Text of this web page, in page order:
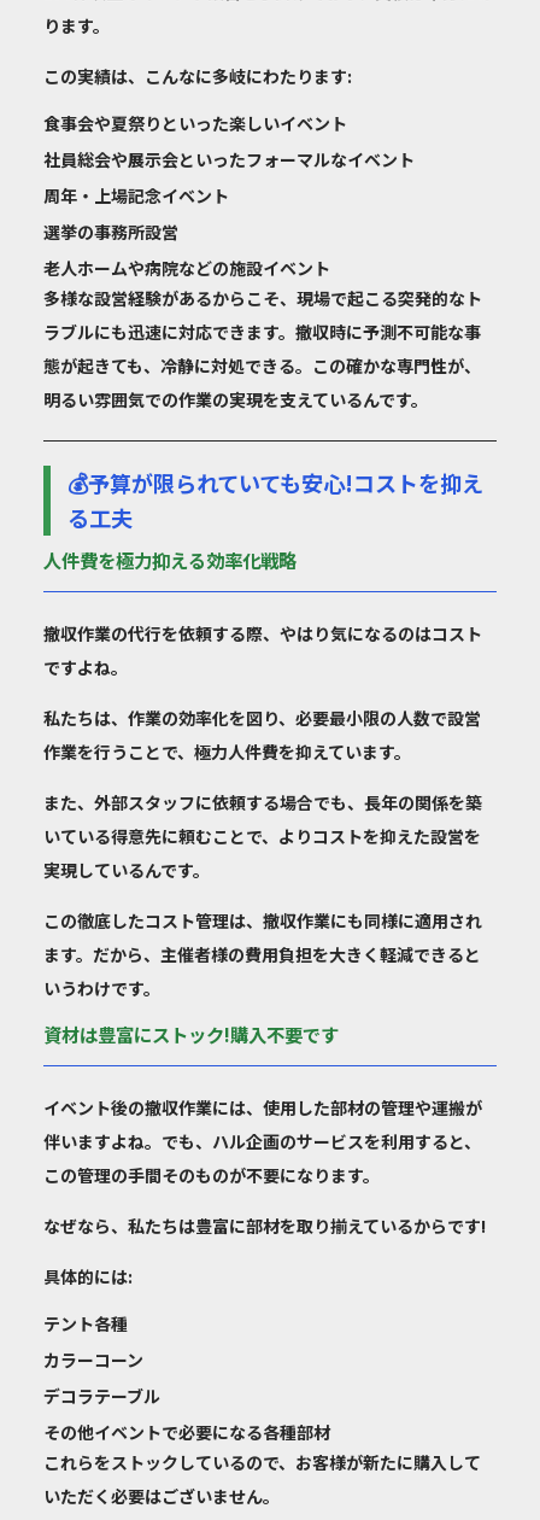
ります。
この実績は、こんなに多岐にわたります:
食事会や夏祭りといった楽しいイベント
社員総会や展示会といったフォーマルなイベント
周年・上場記念イベント
選挙の事務所設営
老人ホームや病院などの施設イベント
多様な設営経験があるからこそ、現場で起こる突発的なト
ラブルにも迅速に対応できます。撤収時に予測不可能な事
態が起きても、冷静に対処できる。この確かな専門性が、
明るい雰囲気での作業の実現を支えているんです。
💰予算が限られていても安心!コストを抑え
る工夫
人件費を極力抑える効率化戦略
撤収作業の代行を依頼する際、やはり気になるのはコスト
ですよね。
私たちは、作業の効率化を図り、 必要最小限の人数で設営
作業を行う ことで、極力人件費を抑えています。
また、外部スタッフに依頼する場合でも、長年の関係を築
いている得意先に頼むことで、よりコストを抑えた設営を
実現しているんです。
この徹底したコスト管理は、撤収作業にも同様に適用され
ます。だから、主催者様の費用負担を大きく軽減できると
いうわけです。
資材は豊富にストック!購入不要です
イベント後の撤収作業には、使用した部材の管理や運搬が
伴いますよね。でも、ハル企画のサービスを利用すると、
この管理の手間そのものが不要になります。
なぜなら、私たちは豊富に部材を取り揃えているからです!
具体的には:
テント各種
カラーコーン
デコラテーブル
その他イベントで必要になる各種部材
これらをストックしているので、お客様が新たに購入して
いただく必要はございません。